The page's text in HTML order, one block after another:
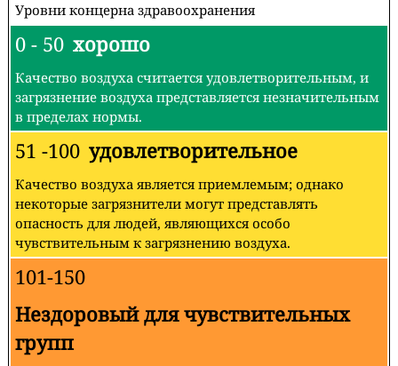
Уровни концерна здравоохранения
0 - 50 хорошо
Качество воздуха считается удовлетворительным, и
загрязнение воздуха представляется незначительным
в пределах нормы.
51 -100 удовлетворительное
Качество воздуха является приемлемым; однако
некоторые загрязнители могут представлять
опасность для людей, являющихся особо
чувствительным к загрязнению воздуха.
101-150
Нездоровый для чувствительных
групп